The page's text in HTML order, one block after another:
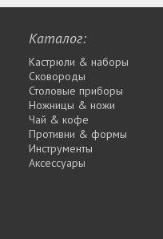
Каталог:
Кастрюли & наборы
Сковороды
Столовые приборы
Ножницы & ножи
Чай & кофе
Противни & формы
Инструменты
Аксессуары